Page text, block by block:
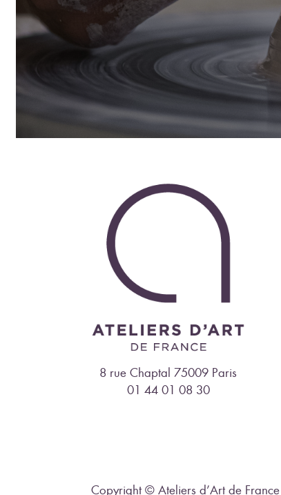
8 rue Chaptal 75009 Paris
01 44 01 08 30
Copyright © Ateliers d’Art de France